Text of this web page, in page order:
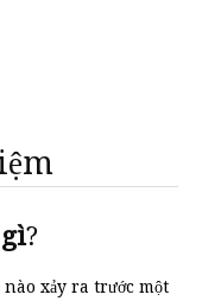
?
xảy ra trước một